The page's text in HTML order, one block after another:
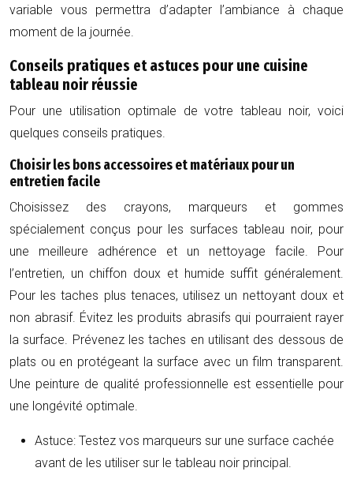
variable vous permettra d’adapter l’ambiance à chaque
moment de la journée.
Conseils pratiques et astuces pour une cuisine
tableau noir réussie
Pour une utilisation optimale de votre tableau noir, voici
quelques conseils pratiques.
Choisir les bons accessoires et matériaux pour un
entretien facile
Choisissez des crayons, marqueurs et gommes
spécialement conçus pour les surfaces tableau noir, pour
une meilleure adhérence et un nettoyage facile. Pour
l’entretien, un chiffon doux et humide suffit généralement.
Pour les taches plus tenaces, utilisez un nettoyant doux et
non abrasif. Évitez les produits abrasifs qui pourraient rayer
la surface. Prévenez les taches en utilisant des dessous de
plats ou en protégeant la surface avec un film transparent.
Une peinture de qualité professionnelle est essentielle pour
une longévité optimale.
Astuce: Testez vos marqueurs sur une surface cachée
avant de les utiliser sur le tableau noir principal.